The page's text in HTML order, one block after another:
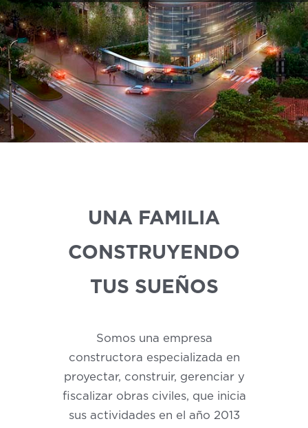
UNA FAMILIA
CONSTRUYENDO
TUS SUEÑOS
Somos una empresa
constructora especializada en
proyectar, construir, gerenciar y
fiscalizar obras civiles, que inicia
sus actividades en el año 2013